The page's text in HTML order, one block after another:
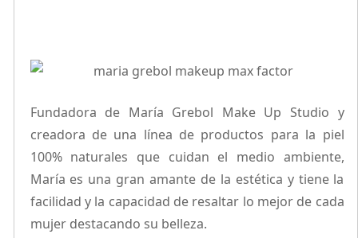
Fundadora de María Grebol Make Up Studio y
creadora de una línea de productos para la piel
100% naturales que cuidan el medio ambiente,
María es una gran amante de la estética y tiene la
facilidad y la capacidad de resaltar lo mejor de cada
mujer destacando su belleza.